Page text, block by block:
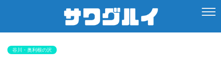
谷川・奥利根の沢